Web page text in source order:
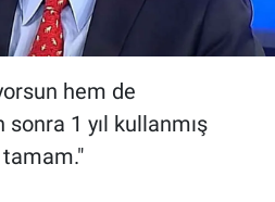
hem de
1 yıl kullanmış